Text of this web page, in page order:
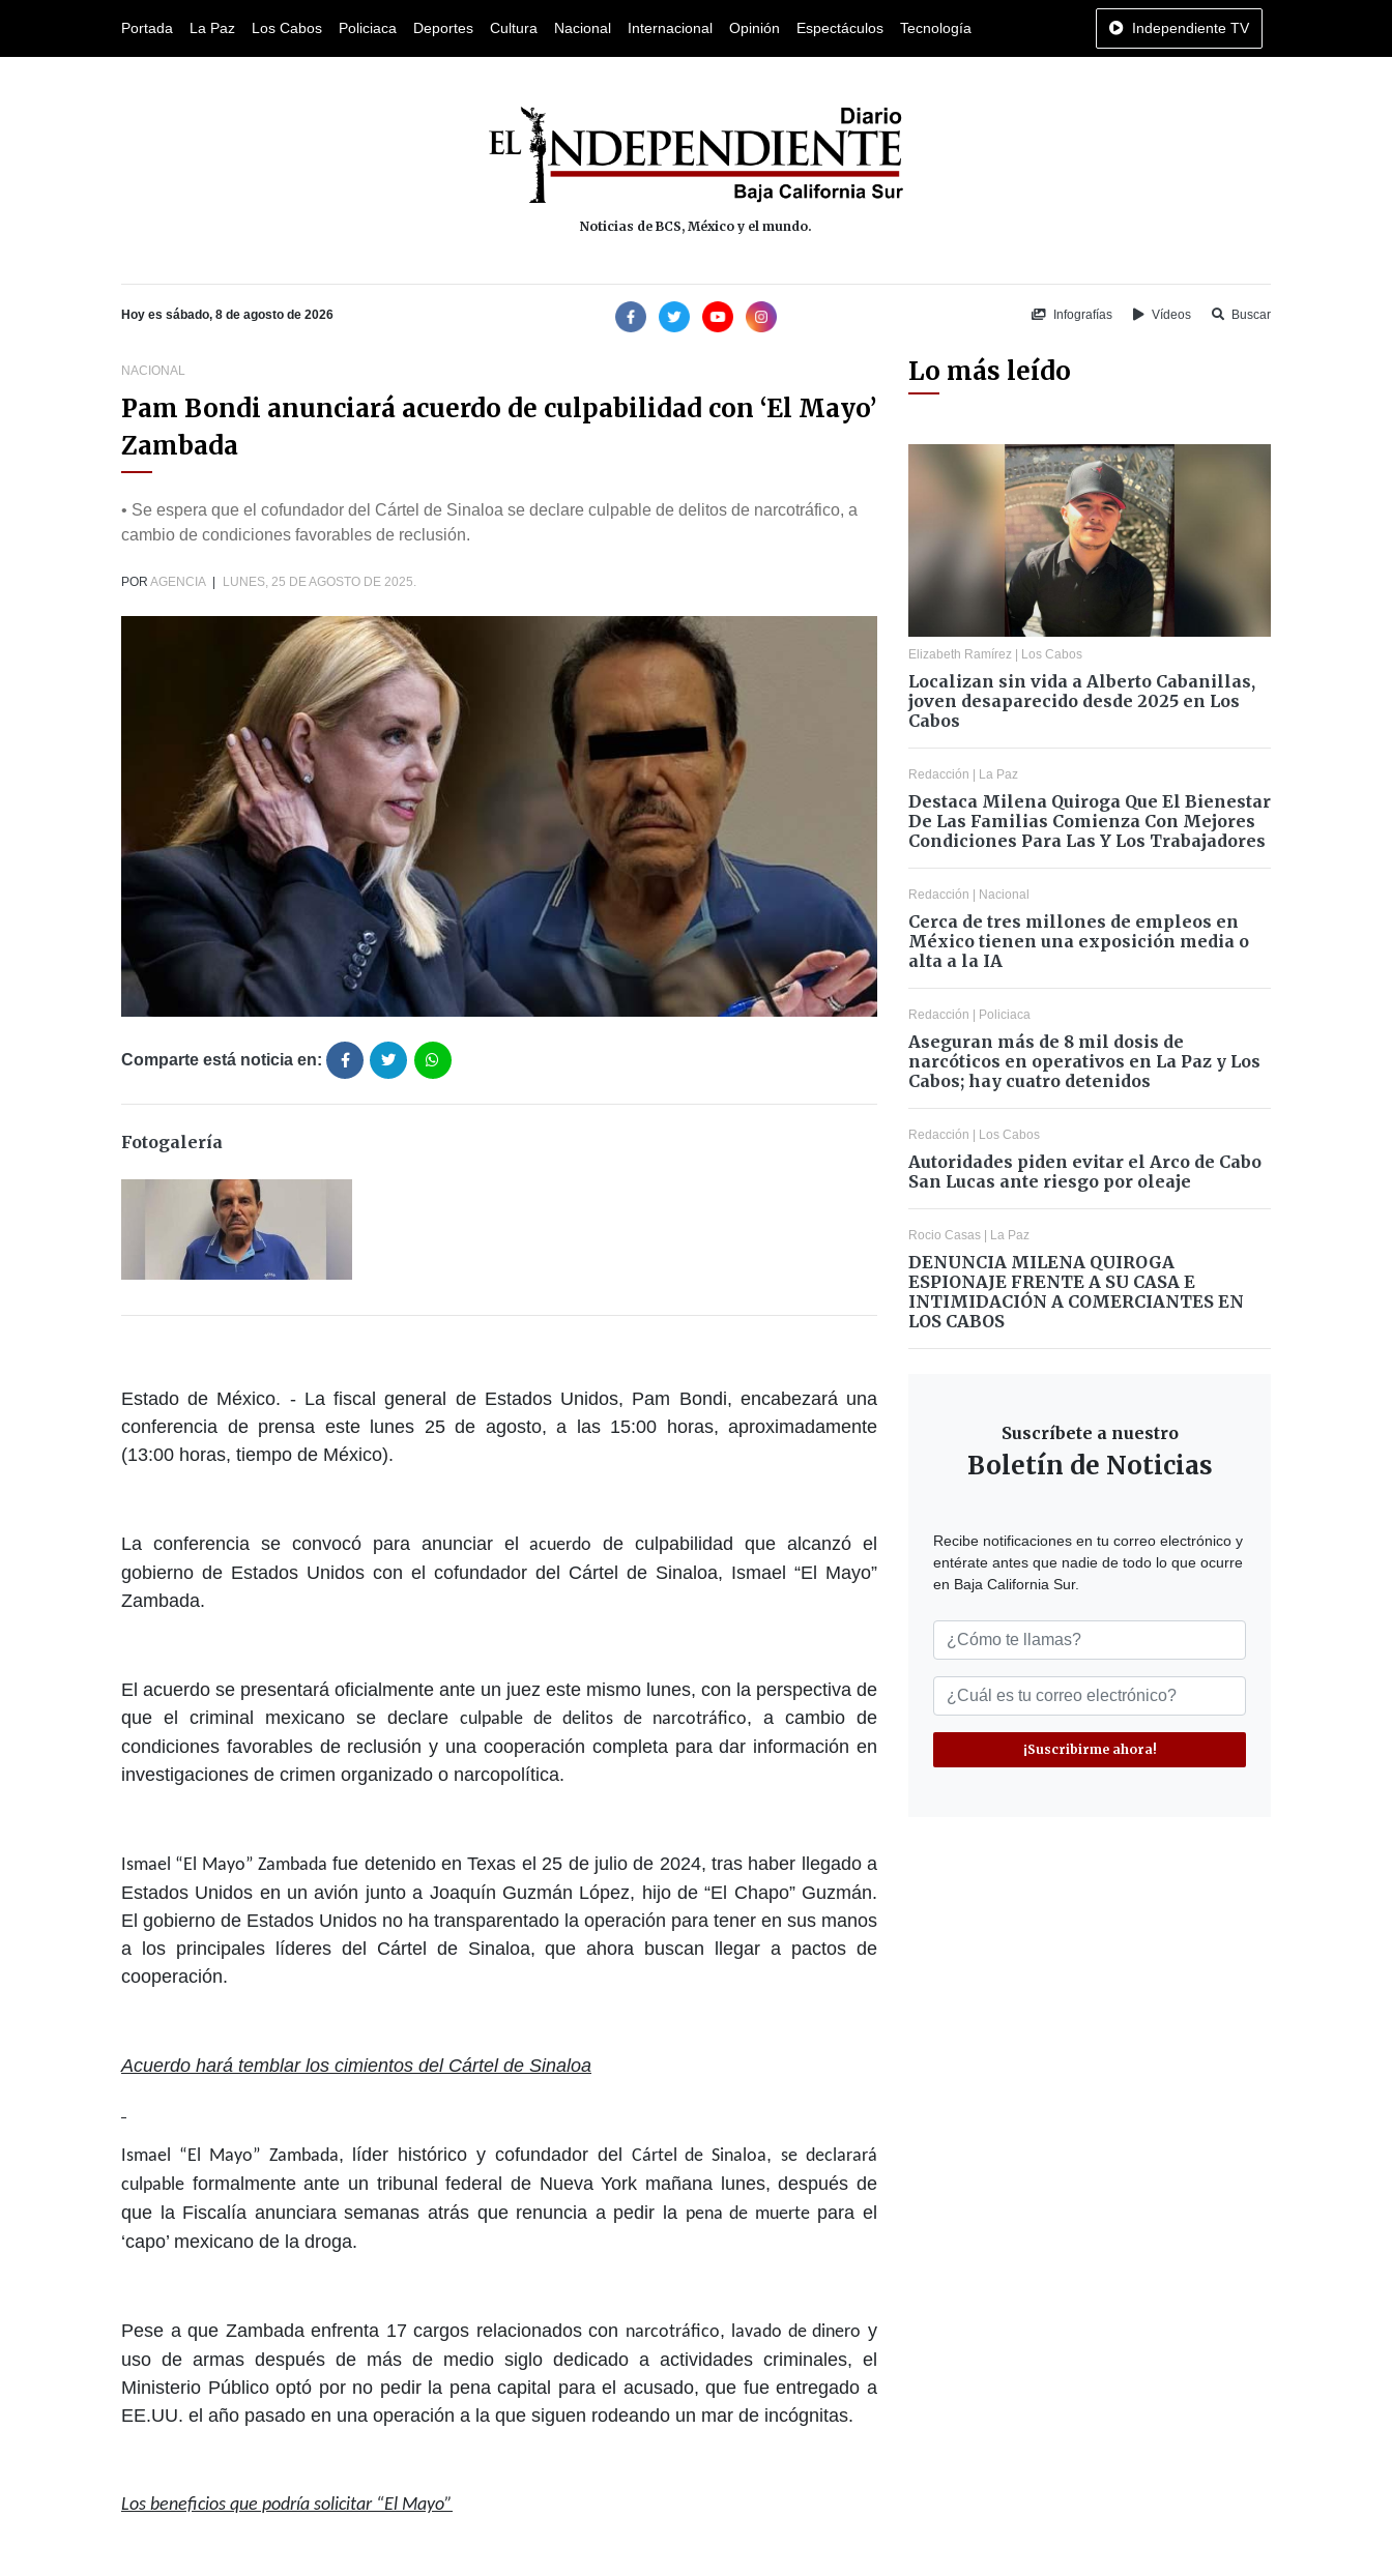
Portada La Paz Los Cabos Policiaca Deportes Cultura Nacional Internacional Opinión Espectáculos Tecnología Independiente TV
Noticias de BCS, México y el mundo.
Hoy es sábado, 8 de agosto de 2026 Infografías Vídeos Buscar
NACIONAL
Pam Bondi anunciará acuerdo de culpabilidad con ‘El Mayo’
Zambada
• Se espera que el cofundador del Cártel de Sinaloa se declare culpable de delitos de narcotráfico, a
cambio de condiciones favorables de reclusión.
POR AGENCIA LUNES, 25 DE AGOSTO DE 2025.
Comparte está noticia en:
Fotogalería
Estado de México. - La fiscal general de Estados Unidos, Pam Bondi, encabezará una
conferencia de prensa este lunes 25 de agosto, a las 15:00 horas, aproximadamente
(13:00 horas, tiempo de México).
La conferencia se convocó para anunciar elacuerdo
de culpabilidad que alcanzó el
gobierno de Estados Unidos con el cofundador del Cártel de Sinaloa, Ismael “El Mayo”
Zambada.
El acuerdo se presentará oficialmente ante un juez este mismo lunes, con la perspectiva de
que el criminal mexicano se declare culpable de delitos de narcotráfico, a cambio de
condiciones favorables de reclusión y una cooperación completa para dar información en
investigaciones de crimen organizado o narcopolítica.
Ismael “El Mayo” Zambada fue detenido en Texas el 25 de julio de 2024, tras haber llegado a
Estados Unidos en un avión junto a Joaquín Guzmán López, hijo de “El Chapo” Guzmán.
El gobierno de Estados Unidos no ha transparentado la operación para tener en sus manos
a los principales líderes del Cártel de Sinaloa, que ahora buscan llegar a pactos de
cooperación.
Acuerdo hará temblar los cimientos del Cártel de Sinaloa
Ismael “El Mayo” Zambada, líder histórico y cofundador del Cártel de Sinaloa,se declarará
culpable formalmente ante un tribunal federal de Nueva York mañana lunes, después de
que la Fiscalía anunciara semanas atrás que renuncia a pedir la pena de muertepara el
‘capo’ mexicano de la droga.
Pese a que Zambada enfrenta 17 cargos relacionados con narcotráfico, lavado de dinero y
uso de armas después de más de medio siglo dedicado a actividades criminales, el
Ministerio Público optó por no pedir la pena capital para el acusado, que fue entregado a
EE.UU. el año pasado en una operación a la que siguen rodeando un mar de incógnitas.
Los beneficios que podría solicitar “El Mayo”
Lo más leído
Elizabeth Ramírez | Los Cabos
Localizan sin vida a Alberto Cabanillas,
joven desaparecido desde 2025 en Los
Cabos
Redacción | La Paz
Destaca Milena Quiroga Que El Bienestar
De Las Familias Comienza Con Mejores
Condiciones Para Las Y Los Trabajadores
Redacción | Nacional
Cerca de tres millones de empleos en
México tienen una exposición media o
alta a la IA
Redacción | Policiaca
Aseguran más de 8 mil dosis de
narcóticos en operativos en La Paz y Los
Cabos; hay cuatro detenidos
Redacción | Los Cabos
Autoridades piden evitar el Arco de Cabo
San Lucas ante riesgo por oleaje
Rocio Casas | La Paz
DENUNCIA MILENA QUIROGA
ESPIONAJE FRENTE A SU CASA E
INTIMIDACIÓN A COMERCIANTES EN
LOS CABOS
Suscríbete a nuestro
Boletín de Noticias
Recibe notificaciones en tu correo electrónico y
entérate antes que nadie de todo lo que ocurre
en Baja California Sur.
¡Suscribirme ahora!